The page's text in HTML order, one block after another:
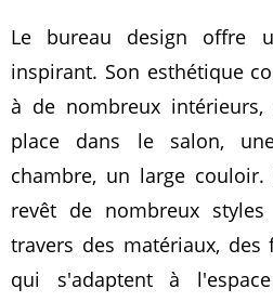
Le bureau design offre
inspirant. Son esthétique
à de nombreux
place dans le salon,
chambre, un large couloir.
revêt de nombreux
travers des matériaux, des
qui s'adaptent à